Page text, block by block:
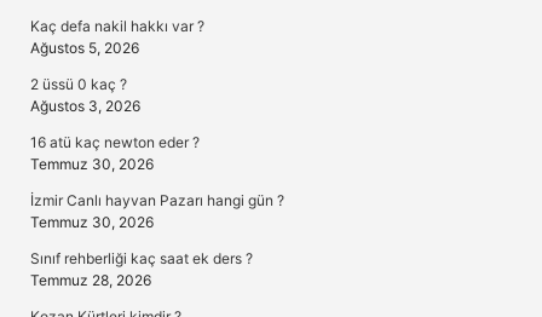
Kaç defa nakil hakkı var ?
Ağustos 5, 2026
2 üssü 0 kaç ?
Ağustos 3, 2026
16 atü kaç newton eder ?
Temmuz 30, 2026
İzmir Canlı hayvan Pazarı hangi gün ?
Temmuz 30, 2026
Sınıf rehberliği kaç saat ek ders ?
Temmuz 28, 2026